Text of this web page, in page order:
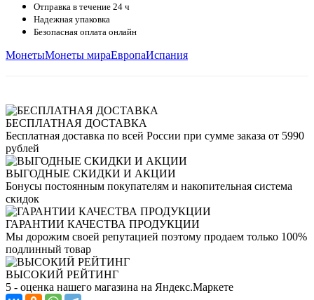
Отправка в течение 24 ч
Надежная упаковка
Безопасная оплата онлайн
МонетыМонеты мираЕвропаИспания
БЕСПЛАТНАЯ ДОСТАВКА
Бесплатная доставка по всей России при сумме заказа от 5990
рублей
ВЫГОДНЫЕ СКИДКИ И АКЦИИ
Бонусы постоянным покупателям и накопительная система
скидок
ГАРАНТИИ КАЧЕСТВА ПРОДУКЦИИ
Мы дорожим своей репутацией поэтому продаем только 100%
подлинный товар
ВЫСОКИЙ РЕЙТИНГ
5 - оценка нашего магазина на Яндекс.Маркете